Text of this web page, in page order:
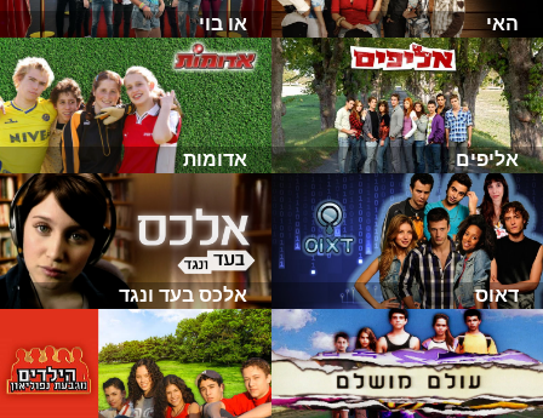
האי או בוי
אליפים אדומות
דאוס אלכס בעד ונגד